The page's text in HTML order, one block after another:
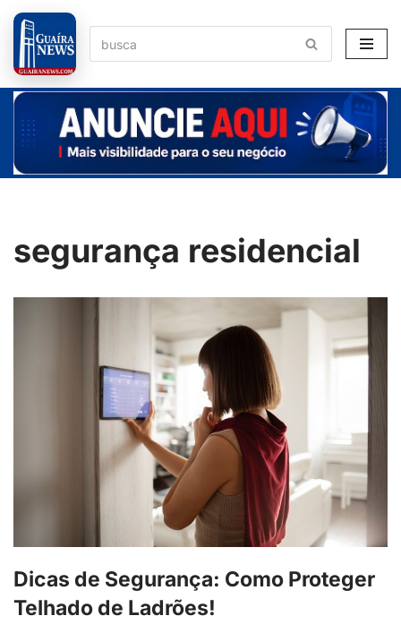
Pular
para
o
conteúdo
segurança residencial
Dicas de Segurança: Como Proteger
Telhado de Ladrões!